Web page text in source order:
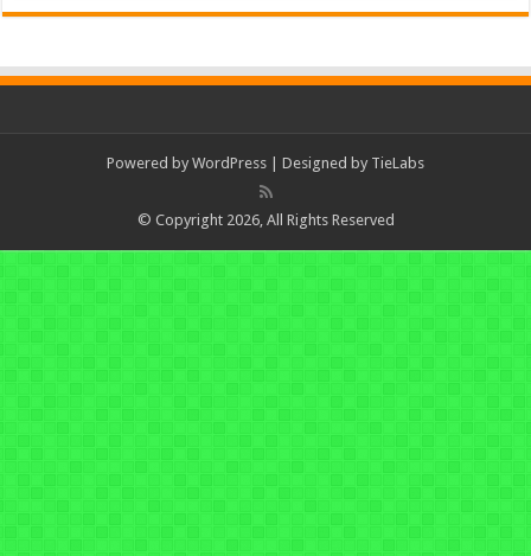
Powered by WordPress | Designed by TieLabs
© Copyright 2026, All Rights Reserved